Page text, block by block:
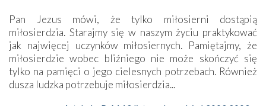
Pan Jezus mówi, że tylko miłosierni dostąpią
miłosierdzia. Starajmy się w naszym życiu praktykować
jak najwięcej uczynków miłosiernych. Pamiętajmy, że
miłosierdzie wobec bliźniego nie może skończyć się
tylko na pamięci o jego cielesnych potrzebach. Również
dusza ludzka potrzebuje miłosierdzia...